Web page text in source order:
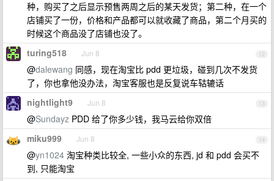
种，购买了之后显示预售两周之后的某天发货；第二种，在一个
店铺买了一份，价格和产品都可以就收藏了商品，第二个月买的
时候这个商品没了店铺也没了。
12
turing518 Jun 8
@dalewang 同感，现在淘宝比 pdd 更垃圾，碰到几次不发货
了，你也拿他没办法，淘宝客服也是反复说车轱辘话
13
nightlight9 Jun 8
@Sundayz PDD 给了你多少钱，我马云给你双倍
14
miku999 Jun 8
@yn1024 淘宝种类比较全, 一些小众的东西, jd 和 pdd 会买不
到, 只能淘宝